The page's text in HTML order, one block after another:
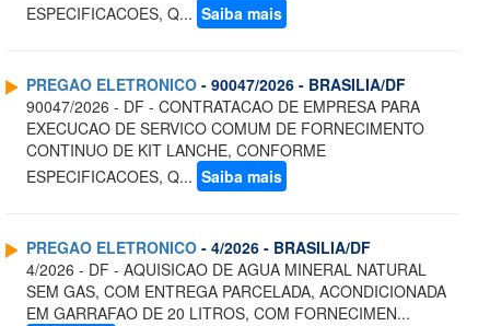
ESPECIFICACOES, Q... Saiba mais
PREGAO ELETRONICO - 90047/2026 - BRASILIA/DF
90047/2026 - DF - CONTRATACAO DE EMPRESA PARA
EXECUCAO DE SERVICO COMUM DE FORNECIMENTO
CONTINUO DE KIT LANCHE, CONFORME
ESPECIFICACOES, Q... Saiba mais
PREGAO ELETRONICO - 4/2026 - BRASILIA/DF
4/2026 - DF - AQUISICAO DE AGUA MINERAL NATURAL
SEM GAS, COM ENTREGA PARCELADA, ACONDICIONADA
EM GARRAFAO DE 20 LITROS, COM FORNECIMEN...